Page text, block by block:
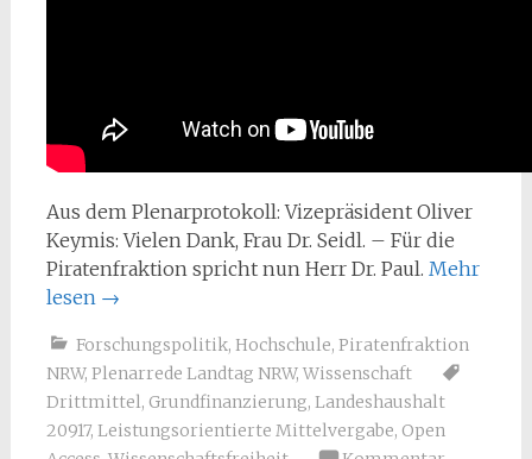
Aus dem Plenarprotokoll: Vizepräsident Oliver
Keymis: Vielen Dank, Frau Dr. Seidl. – Für die
Piratenfraktion spricht nun Herr Dr. Paul. Mehr
lesen →
Forschungspolitik, Hochschule, Piratenfraktion
NRW, Plenarrede Landtag NRW, Wissenschaft
Drittmittel, Grundfinanzierung, Landeshaushalt
20917, Leistungsorientierte Mittelvergabe, Open